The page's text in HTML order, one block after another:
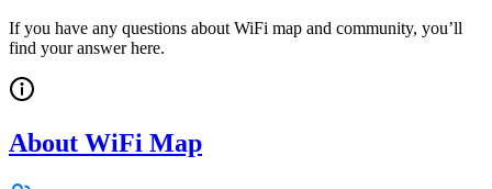
If you have any questions about WiFi map and community, you’ll
find your answer here.
About WiFi Map